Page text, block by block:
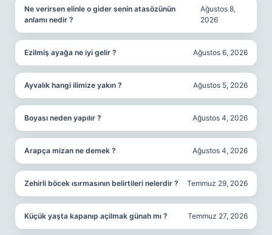
Ne verirsen elinle o gider senin atasözünün
anlamı nedir ?
Ağustos 8,
2026
Ezilmiş ayağa ne iyi gelir ? Ağustos 6, 2026
Ayvalık hangi ilimize yakın ? Ağustos 5, 2026
Boyası neden yapılır ? Ağustos 4, 2026
Arapça mizan ne demek ? Ağustos 4, 2026
Zehirli böcek ısırmasının belirtileri nelerdir ? Temmuz 29, 2026
Küçük yaşta kapanıp açilmak günah mı ? Temmuz 27, 2026